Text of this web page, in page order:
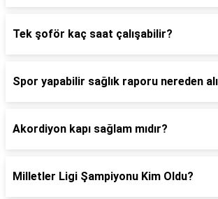
Tek şoför kaç saat çalışabilir?
Spor yapabilir sağlık raporu nereden
Akordiyon kapı sağlam mıdır?
Milletler Ligi Şampiyonu Kim Oldu?